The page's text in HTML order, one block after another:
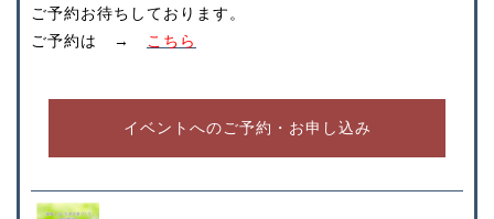
ご予約お待ちしております。
ご予約は → こちら
イベントへのご予約・お申し込み